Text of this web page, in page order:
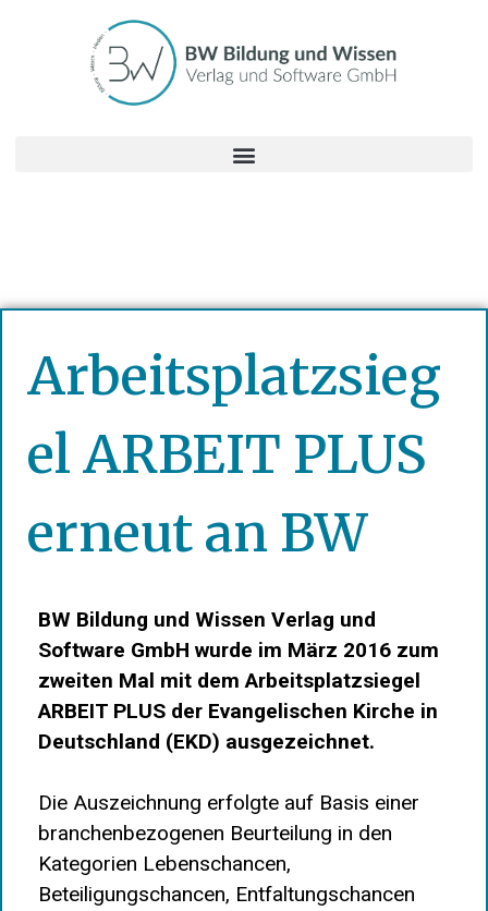
Arbeitsplatzsieg
el ARBEIT PLUS
erneut an BW
BW Bildung und Wissen Verlag und
Software GmbH wurde im März 2016 zum
zweiten Mal mit dem Arbeitsplatzsiegel
ARBEIT PLUS der Evangelischen Kirche in
Deutschland (EKD) ausgezeichnet.
Die Auszeichnung erfolgte auf Basis einer
branchenbezogenen Beurteilung in den
Kategorien Lebenschancen,
Beteiligungschancen, Entfaltungschancen